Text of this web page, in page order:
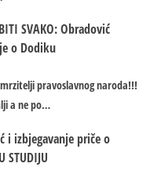
SVAKO: Obradović
o Dodiku
pravoslavnog naroda!!!
a ne po…
i izbjegavanje priče o
STUDIJU